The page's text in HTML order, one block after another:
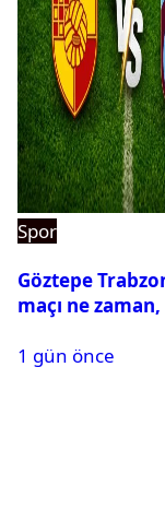
Spor
Göztepe
maçı ne
oynayacak mı?
1 gün önce